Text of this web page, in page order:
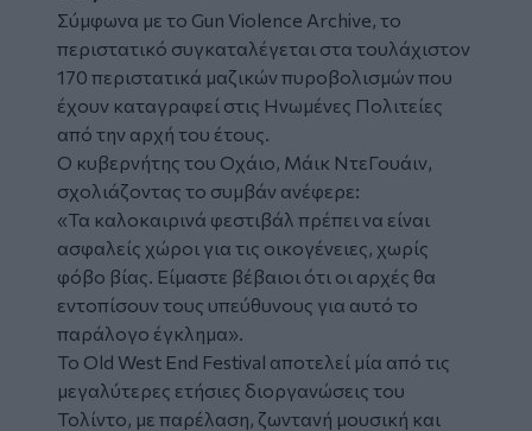
Σύμφωνα με το Gun Violence Archive, το
περιστατικό συγκαταλέγεται στα τουλάχιστον
170 περιστατικά μαζικών πυροβολισμών που
έχουν καταγραφεί στις Ηνωμένες Πολιτείες
από την αρχή του έτους.
Ο κυβερνήτης του Οχάιο, Μάικ ΝτεΓουάιν,
σχολιάζοντας το συμβάν ανέφερε:
«Τα καλοκαιρινά φεστιβάλ πρέπει να είναι
ασφαλείς χώροι για τις οικογένειες, χωρίς
φόβο βίας. Είμαστε βέβαιοι ότι οι αρχές θα
εντοπίσουν τους υπεύθυνους για αυτό το
παράλογο έγκλημα».
Το Old West End Festival αποτελεί μία από τις
μεγαλύτερες ετήσιες διοργανώσεις του
Τολίντο, με παρέλαση, ζωντανή μουσική και